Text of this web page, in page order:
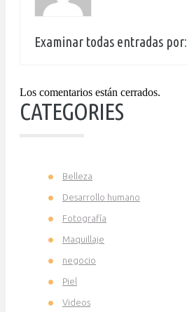
Examinar todas entradas por:
Los comentarios están cerrados.
CATEGORIES
Belleza
Desarrollo humano
Fotografía
Maquillaje
negocio
Piel
Videos